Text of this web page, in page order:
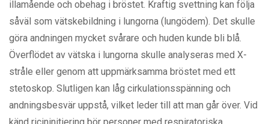
illamående och obehag i bröstet. Kraftig svettning kan följa
såväl som vätskebildning i lungorna (lungödem). Det skulle
göra andningen mycket svårare och huden kunde bli blå.
Överflödet av vätska i lungorna skulle analyseras med X-
stråle eller genom att uppmärksamma bröstet med ett
stetoskop. Slutligen kan låg cirkulationsspänning och
andningsbesvär uppstå, vilket leder till att man går över. Vid
känd ricininitiering bör personer med respiratoriska